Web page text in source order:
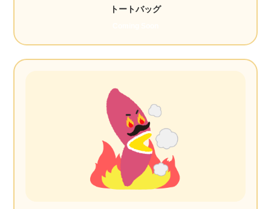
トートバッグ